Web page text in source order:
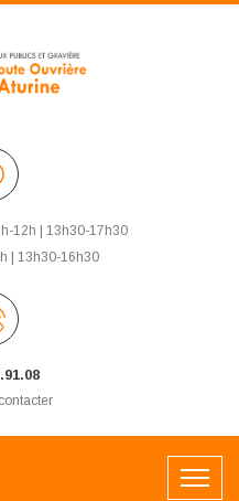
12h | 13h30-17h30
| 13h30-16h30